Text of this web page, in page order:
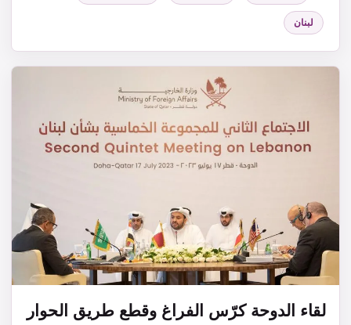
لبنان
لقاء الدوحة كرّس الفراغ وقطع طريق الحوار